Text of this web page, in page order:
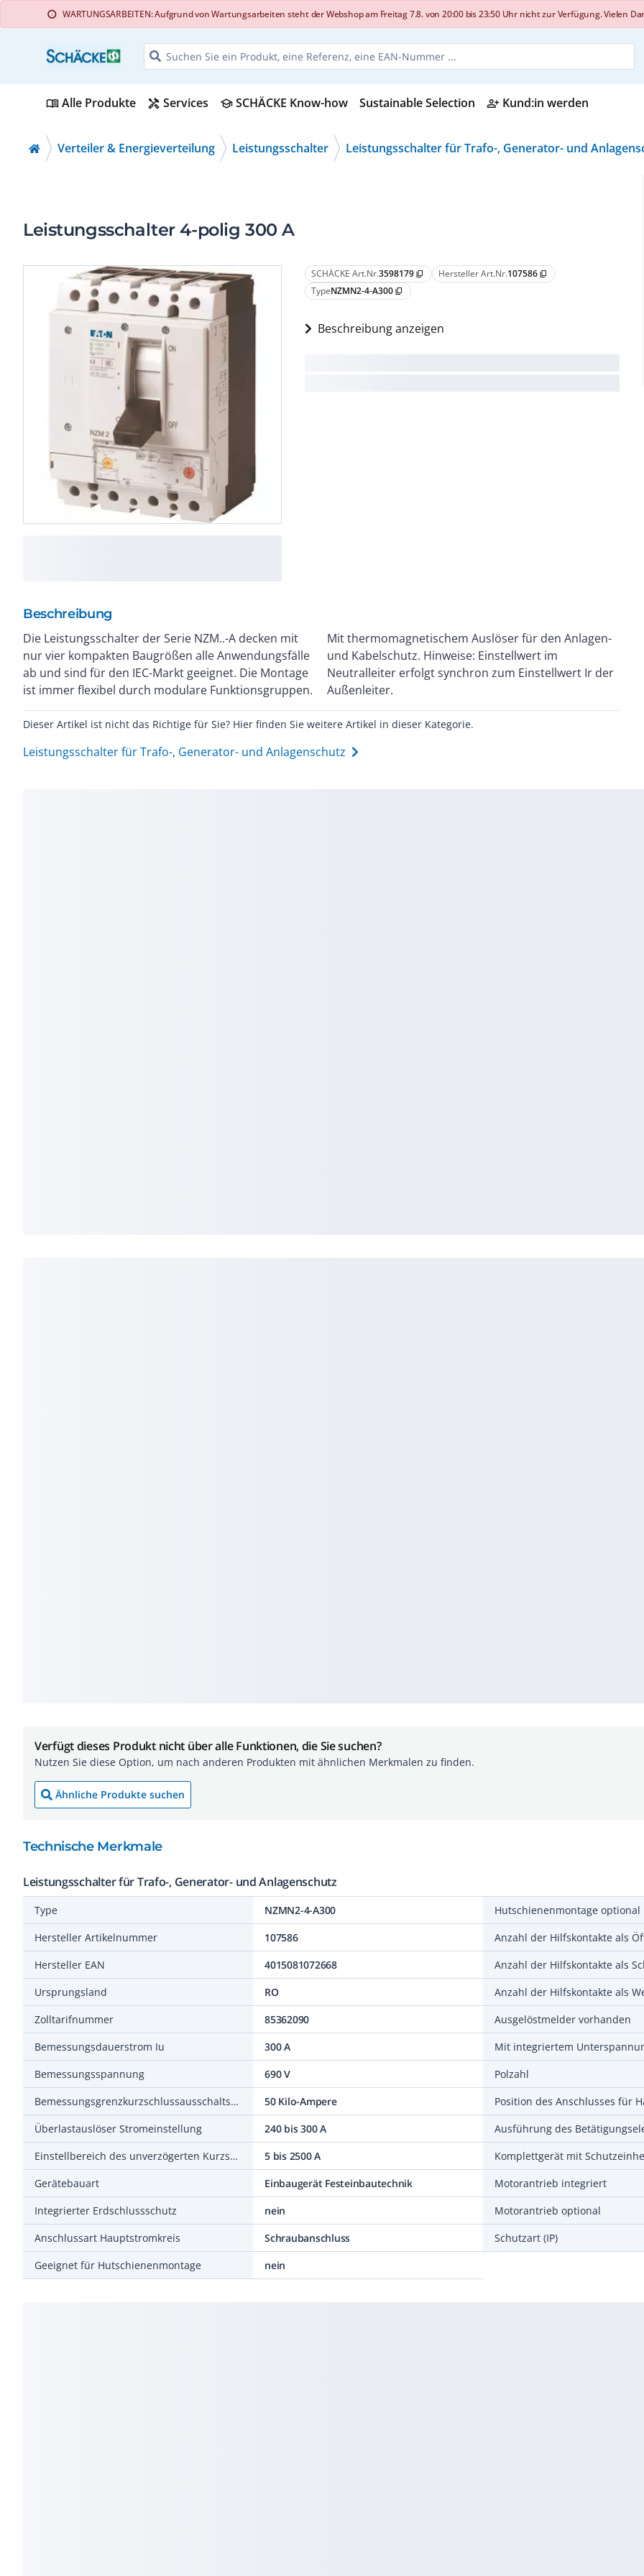
info WARTUNGSARBEITEN: Aufgrund von Wartungsarbeiten steht der Webshop am Freitag 7.8. von 20:00 bis 23:50 Uhr nicht zur Verfügung. Vielen
menu_bookAlle Produkte handyman Services schoolSCHÄCKE Know-how Sustainable Selection person_add_alt Kund:in werden
Verteiler & Energieverteilung Leistungsschalter Leistungsschalter für Trafo-, Generator- und
Leistungsschalter 4-polig 300 A
SCHÄCKE Art.Nr.3598179 content_copy Hersteller Art.Nr.107586 content_copy
TypeNZMN2-4-A300 content_copy
Beschreibung anzeigen
Beschreibung
Die Leistungsschalter der Serie NZM..-A decken mit
nur vier kompakten Baugrößen alle Anwendungsfälle
ab und sind für den IEC-Markt geeignet. Die Montage
ist immer flexibel durch modulare Funktionsgruppen.
Mit thermomagnetischem Auslöser für den Anlagen-
und Kabelschutz. Hinweise: Einstellwert im
Neutralleiter erfolgt synchron zum Einstellwert Ir der
Außenleiter.
Dieser Artikel ist nicht das Richtige für Sie? Hier finden Sie weitere Artikel in dieser Kategorie.
Leistungsschalter für Trafo-, Generator- und Anlagenschutz
Verfügt dieses Produkt nicht über alle Funktionen, die Sie suchen?
Nutzen Sie diese Option, um nach anderen Produkten mit ähnlichen Merkmalen zu finden.
Ähnliche Produkte suchen
Technische Merkmale
Leistungsschalter für Trafo-, Generator- und Anlagenschutz
Type
NZMN2-4-A300
Hersteller Artikelnummer
107586
Hersteller EAN
4015081072668
Ursprungsland
RO
Zolltarifnummer
85362090
Bemessungsdauerstrom Iu
300 A
Bemessungsspannung
690 V
Bemessungsgrenzkurzschlussausschaltstrom Icu bei 400 V, 50 Hz
50 Kilo-Ampere
Überlastauslöser Stromeinstellung
240 bis 300 A
Einstellbereich des unverzögerten Kurzschlussauslösers
5 bis 2500 A
Gerätebauart
Einbaugerät Festeinbautechnik
Integrierter Erdschlussschutz
nein
Anschlussart Hauptstromkreis
Schraubanschluss
Geeignet für Hutschienenmontage
nein
Hutschienenmontage optional
Anzahl der Hilfskontakte als
Anzahl der Hilfskontakte als
Anzahl der Hilfskontakte als
Ausgelöstmelder vorhanden
Mit integriertem
Polzahl
Ausführung des
Komplettgerät mit
Motorantrieb integriert
Motorantrieb optional
Schutzart (IP)